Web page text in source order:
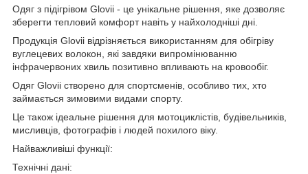
Одяг з підігрівом Glovii - це унікальне рішення, яке дозволяє
зберегти тепловий комфорт навіть у найхолодніші дні.
Продукція Glovii відрізняється використанням для обігріву
вуглецевих волокон, які завдяки випромінюванню
інфрачервоних хвиль позитивно впливають на кровообіг.
Одяг Glovii створено для спортсменів, особливо тих, хто
займається зимовими видами спорту.
Це також ідеальне рішення для мотоциклістів, будівельників,
мисливців, фотографів і людей похилого віку.
Найважливіші функції:
Технічні дані: